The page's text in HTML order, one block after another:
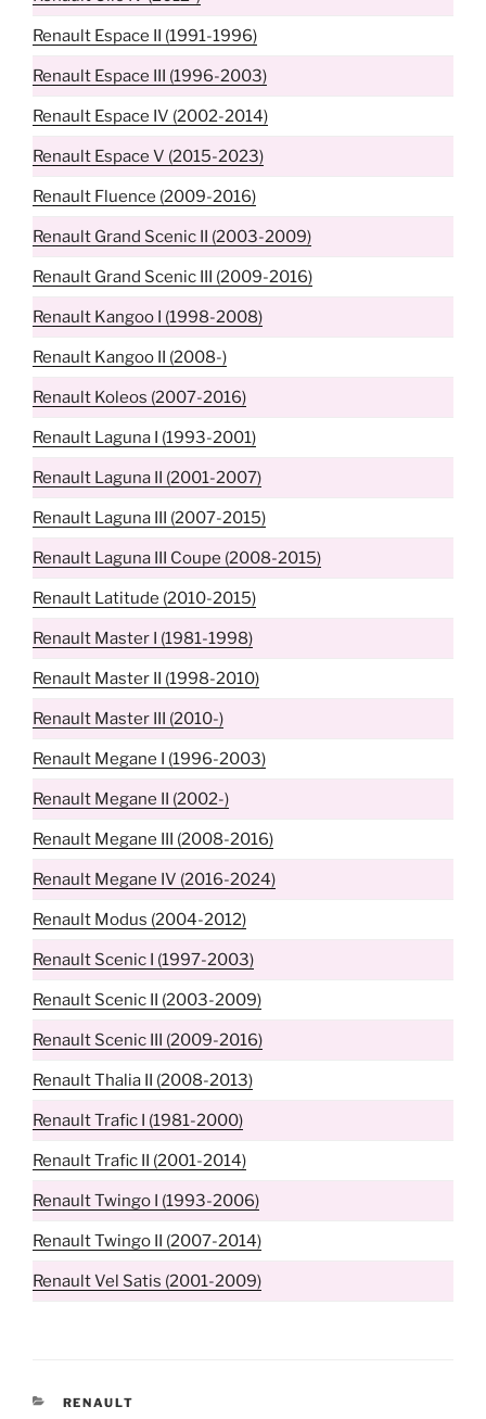
Renault Espace II (1991-1996)
Renault Espace III (1996-2003)
Renault Espace IV (2002-2014)
Renault Espace V (2015-2023)
Renault Fluence (2009-2016)
Renault Grand Scenic II (2003-2009)
Renault Grand Scenic III (2009-2016)
Renault Kangoo I (1998-2008)
Renault Kangoo II (2008-)
Renault Koleos (2007-2016)
Renault Laguna I (1993-2001)
Renault Laguna II (2001-2007)
Renault Laguna III (2007-2015)
Renault Laguna III Coupe (2008-2015)
Renault Latitude (2010-2015)
Renault Master I (1981-1998)
Renault Master II (1998-2010)
Renault Master III (2010-)
Renault Megane I (1996-2003)
Renault Megane II (2002-)
Renault Megane III (2008-2016)
Renault Megane IV (2016-2024)
Renault Modus (2004-2012)
Renault Scenic I (1997-2003)
Renault Scenic II (2003-2009)
Renault Scenic III (2009-2016)
Renault Thalia II (2008-2013)
Renault Trafic I (1981-2000)
Renault Trafic II (2001-2014)
Renault Twingo I (1993-2006)
Renault Twingo II (2007-2014)
Renault Vel Satis (2001-2009)
CATÉGORIES
RENAULT